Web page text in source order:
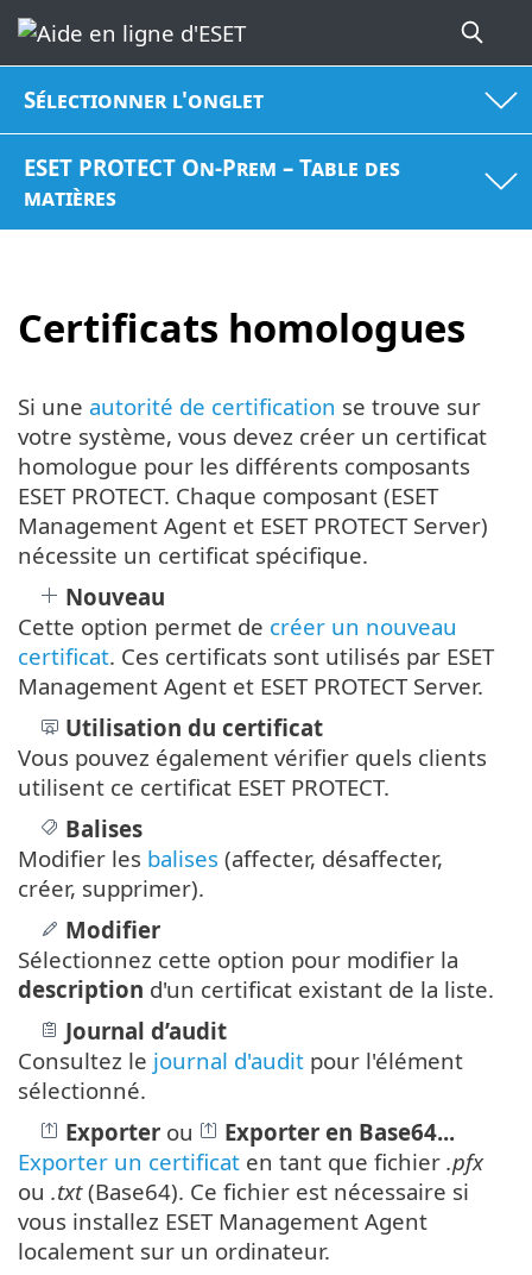
Sélectionner l'onglet
ESET PROTECT On-Prem – Table des
matières
Certificats homologues
Si une autorité de certification se trouve sur
votre système, vous devez créer un certificat
homologue pour les différents composants
ESET PROTECT. Chaque composant (ESET
Management Agent et ESET PROTECT Server)
nécessite un certificat spécifique.
Nouveau
Cette option permet de créer un nouveau
certificat. Ces certificats sont utilisés par ESET
Management Agent et ESET PROTECT Server.
Utilisation du certificat
Vous pouvez également vérifier quels clients
utilisent ce certificat ESET PROTECT.
Balises
Modifier les balises (affecter, désaffecter,
créer, supprimer).
Modifier
Sélectionnez cette option pour modifier la
description d'un certificat existant de la liste.
Journal d’audit
Consultez le journal d'audit pour l'élément
sélectionné.
Exporter ou
Exporter en Base64...
Exporter un certificat en tant que fichier .pfx
ou .txt(Base64). Ce fichier est nécessaire si
vous installez ESET Management Agent
localement sur un ordinateur.